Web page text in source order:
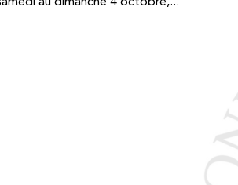
au dimanche 4 octobre,...